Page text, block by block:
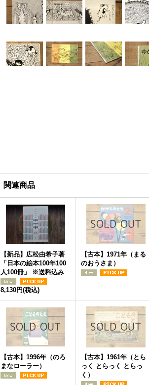
関連商品
【新品】広松由希子著
「日本の絵本100年100
人100冊」 ※送料込み
8,130円(税込)
【古本】1971年（まる
のおうさま）
【古本】1996年（のろ
まなローラー）
【古本】1961年（とら
っく とらっく とらっ
く）